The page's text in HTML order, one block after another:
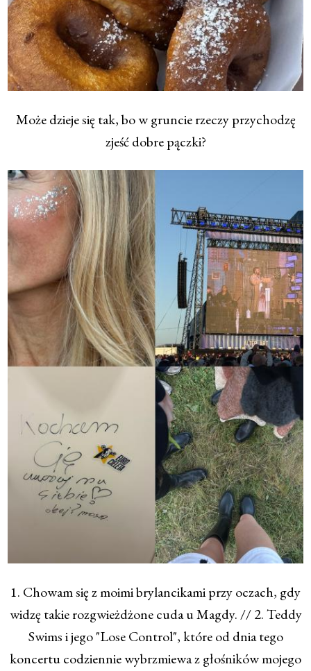
Może dzieje się tak, bo w gruncie rzeczy przychodzę
zjeść dobre pączki?
1. Chowam się z moimi brylancikami przy oczach, gdy
widzę takie rozgwieżdżone cuda u Magdy. // 2. Teddy
Swims i jego "Lose Control", które od dnia tego
koncertu codziennie wybrzmiewa z głośników mojego